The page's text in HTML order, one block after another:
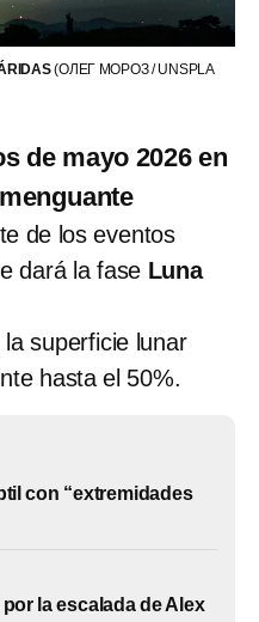
(ОЛЕГ МОРОЗ / UNSPLA
de mayo 2026 en
de los eventos
dará la fase Luna
superficie lunar
hasta el 50%.
con “extremidades
la escalada de Alex